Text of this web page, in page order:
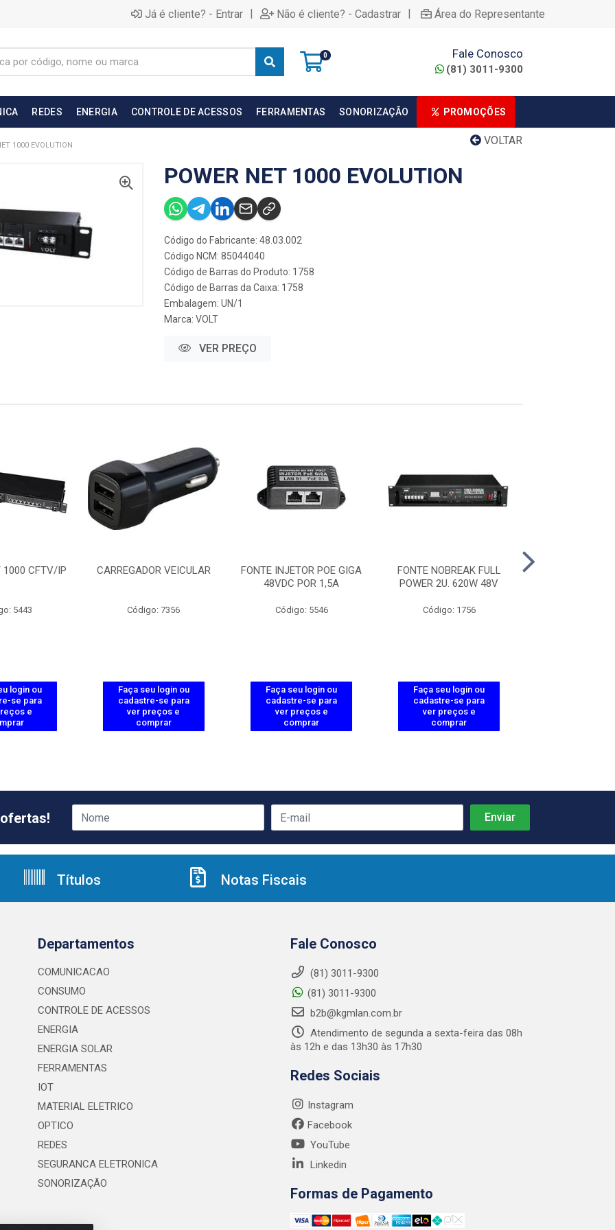
Já é cliente? - Entrar | Não é cliente? - Cadastrar | Área do Representante
0 Fale Conosco
(81) 3011-9300
REDES ENERGIA CONTROLE DE ACESSOS FERRAMENTAS SONORIZAÇÃO PROMOÇÕES
VOLTAR
1000 EVOLUTION
POWER NET 1000 EVOLUTION
Código do Fabricante: 48.03.002
Código NCM: 85044040
Código de Barras do Produto: 1758
Código de Barras da Caixa: 1758
Embalagem: UN/1
Marca: VOLT
VER PREÇO
1000 CFTV/IP
5443
login ou
se para
e
CARREGADOR VEICULAR
Código: 7356
Faça seu login ou
cadastre-se para
ver preços e
comprar
FONTE INJETOR POE GIGA
48VDC POR 1,5A
Código: 5546
Faça seu login ou
cadastre-se para
ver preços e
comprar
FONTE NOBREAK FULL
POWER 2U. 620W 48V
Código: 1756
Faça seu login ou
cadastre-se para
ver preços e
comprar
Títulos Notas Fiscais
Departamentos
COMUNICACAO
CONSUMO
CONTROLE DE ACESSOS
ENERGIA
ENERGIA SOLAR
FERRAMENTAS
IOT
MATERIAL ELETRICO
OPTICO
REDES
SEGURANCA ELETRONICA
SONORIZAÇÃO
Fale Conosco
(81) 3011-9300
(81) 3011-9300
b2b@kgmlan.com.br
Atendimento de segunda a sexta-feira das 08h
às 12h e das 13h30 às 17h30
Redes Sociais
Instagram
Facebook
YouTube
Linkedin
Formas de Pagamento